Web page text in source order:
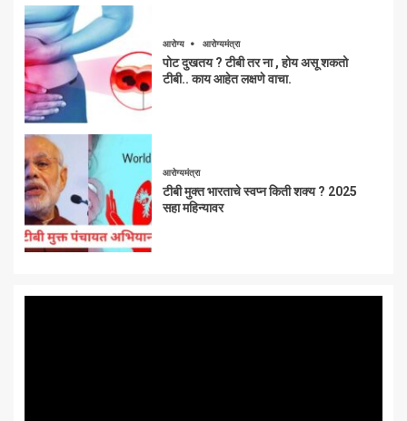
आरोग्य आरोग्यमंत्रा
पोट दुखतय ? टीबी तर ना , होय असू शकतो
टीबी.. काय आहेत लक्षणे वाचा.
आरोग्यमंत्रा
टीबी मुक्त भारताचे स्वप्न किती शक्य ? 2025
सहा महिन्यावर